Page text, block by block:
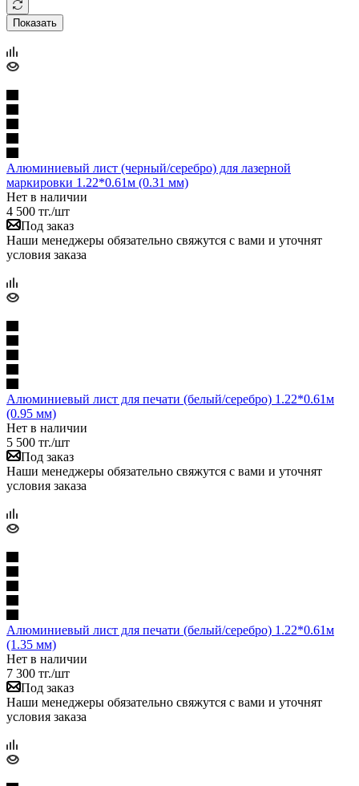
Показать
Алюминиевый лист (черный/серебро) для лазерной
маркировки 1.22*0.61м (0.31 мм)
Нет в наличии
4 500 тг./шт
Под заказ
Наши менеджеры обязательно свяжутся с вами и уточнят
условия заказа
Алюминиевый лист для печати (белый/серебро) 1.22*0.61м
(0.95 мм)
Нет в наличии
5 500 тг./шт
Под заказ
Наши менеджеры обязательно свяжутся с вами и уточнят
условия заказа
Алюминиевый лист для печати (белый/серебро) 1.22*0.61м
(1.35 мм)
Нет в наличии
7 300 тг./шт
Под заказ
Наши менеджеры обязательно свяжутся с вами и уточнят
условия заказа